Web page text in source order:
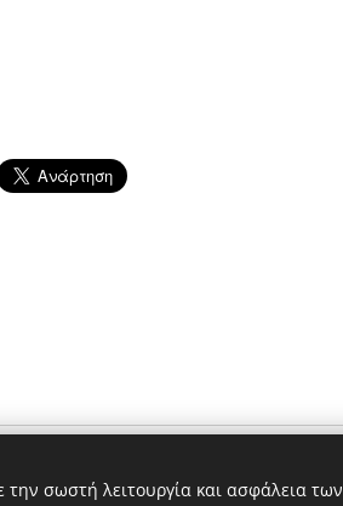
σωστή λειτουργία και ασφάλεια των